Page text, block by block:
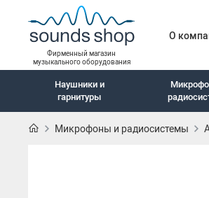
Фирменный магазин
музыкального оборудования
О
Наушники и
гарнитуры
Микрофоны и радиосистемы